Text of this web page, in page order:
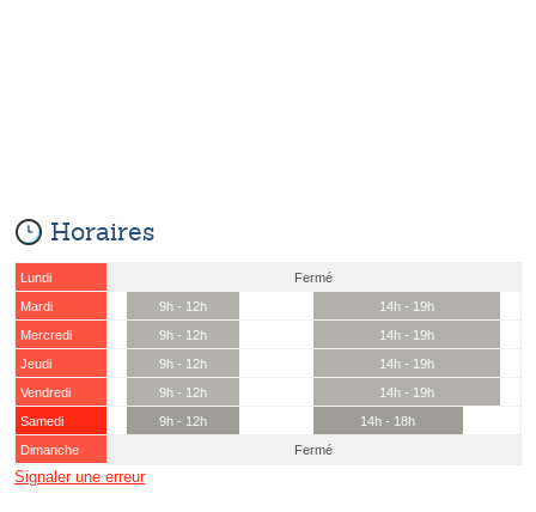
Horaires
Lundi
Fermé
Mardi
9h - 12h
14h - 19h
Mercredi
9h - 12h
14h - 19h
Jeudi
9h - 12h
14h - 19h
Vendredi
9h - 12h
14h - 19h
Samedi
9h - 12h
14h - 18h
Dimanche
Fermé
Signaler une erreur